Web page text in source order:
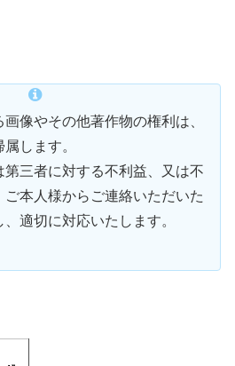
像やその他著作物の権利は、
します。
三者に対する不利益、又は不
本人様からご連絡いただいた
適切に対応いたします。